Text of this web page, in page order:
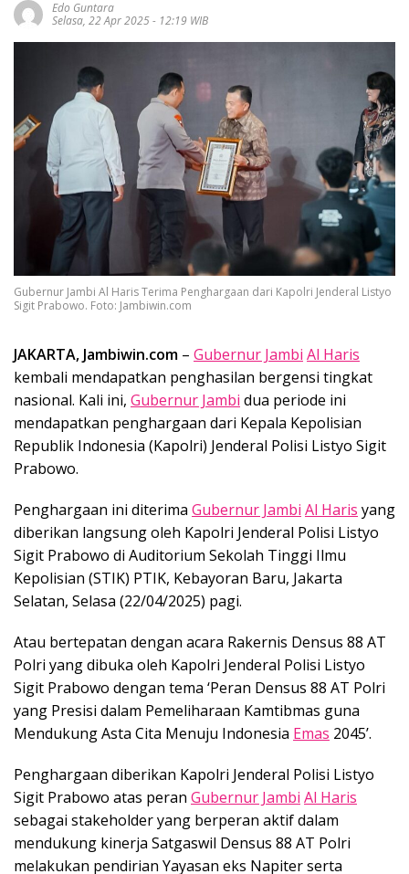
Edo Guntara
Selasa, 22 Apr 2025 - 12:19 WIB
Gubernur Jambi Al Haris Terima Penghargaan dari Kapolri Jenderal Listyo
Sigit Prabowo. Foto: Jambiwin.com
JAKARTA, Jambiwin.com – Gubernur Jambi Al Haris
kembali mendapatkan penghasilan bergensi tingkat
nasional. Kali ini, Gubernur Jambi dua periode ini
mendapatkan penghargaan dari Kepala Kepolisian
Republik Indonesia (Kapolri) Jenderal Polisi Listyo Sigit
Prabowo.
Penghargaan ini diterima Gubernur Jambi Al Haris yang
diberikan langsung oleh Kapolri Jenderal Polisi Listyo
Sigit Prabowo di Auditorium Sekolah Tinggi Ilmu
Kepolisian (STIK) PTIK, Kebayoran Baru, Jakarta
Selatan, Selasa (22/04/2025) pagi.
Atau bertepatan dengan acara Rakernis Densus 88 AT
Polri yang dibuka oleh Kapolri Jenderal Polisi Listyo
Sigit Prabowo dengan tema ‘Peran Densus 88 AT Polri
yang Presisi dalam Pemeliharaan Kamtibmas guna
Mendukung Asta Cita Menuju Indonesia Emas 2045’.
Penghargaan diberikan Kapolri Jenderal Polisi Listyo
Sigit Prabowo atas peran Gubernur Jambi Al Haris
sebagai stakeholder yang berperan aktif dalam
mendukung kinerja Satgaswil Densus 88 AT Polri
melakukan pendirian Yayasan eks Napiter serta